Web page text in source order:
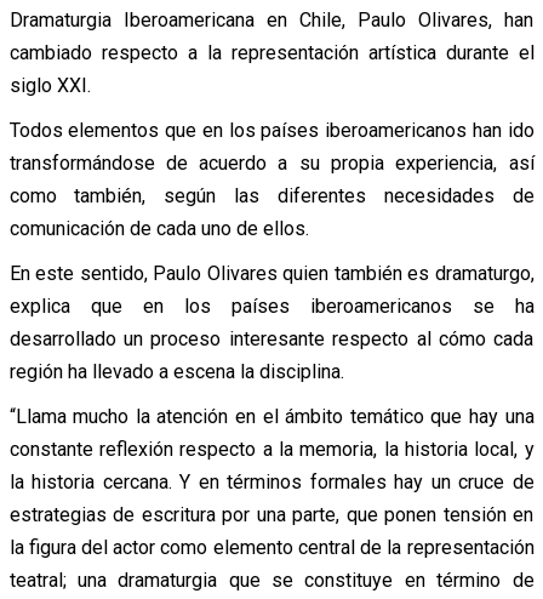
Dramaturgia Iberoamericana en Chile, Paulo Olivares, han
cambiado respecto a la representación artística durante el
siglo XXI.
Todos elementos que en los países iberoamericanos han ido
transformándose de acuerdo a su propia experiencia, así
como también, según las diferentes necesidades de
comunicación de cada uno de ellos.
En este sentido, Paulo Olivares quien también es dramaturgo,
explica que en los países iberoamericanos se ha
desarrollado un proceso interesante respecto al cómo cada
región ha llevado a escena la disciplina.
“Llama mucho la atención en el ámbito temático que hay una
constante reflexión respecto a la memoria, la historia local, y
la historia cercana. Y en términos formales hay un cruce de
estrategias de escritura por una parte, que ponen tensión en
la figura del actor como elemento central de la representación
teatral; una dramaturgia que se constituye en término de